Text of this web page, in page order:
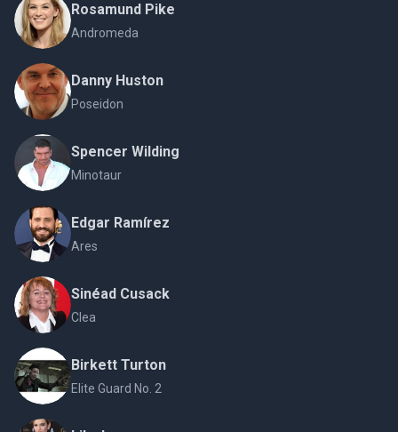
Rosamund Pike
Andromeda
Danny Huston
Poseidon
Spencer Wilding
Minotaur
Edgar Ramírez
Ares
Sinéad Cusack
Clea
Birkett Turton
Elite Guard No. 2